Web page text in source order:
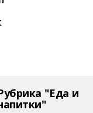
"Еда и